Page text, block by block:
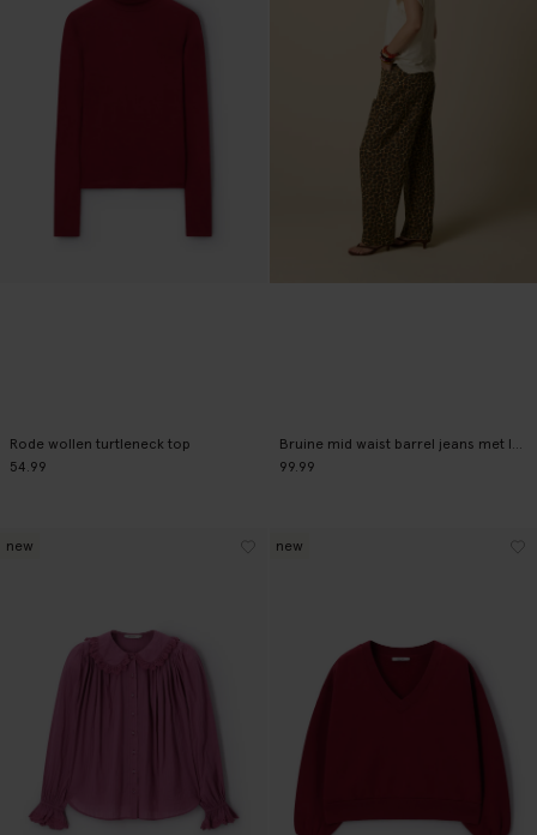
Rode wollen turtleneck top
54.99
Bruine mid waist barrel jeans met leopard print
99.99
new new